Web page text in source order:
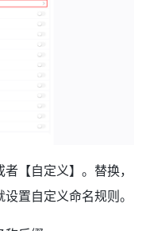
【自定义】。替换，
置自定义命名规则。